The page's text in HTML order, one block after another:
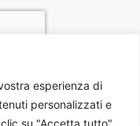
esperienza di
personalizzati e
su "Accetta tutto",